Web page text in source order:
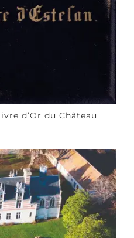
d’Or du Château